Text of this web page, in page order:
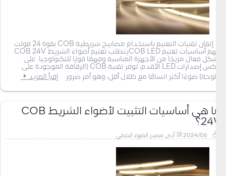
إتقان تقنيات التعتيم باستخدام مصابيح شريطية COB بقوة 24 فولت
فهم أساسيات تعتيم COB LEDيتطلب تعتيم أضواء الشريط COB 24V
بشكل فعال مزيجًا من الأجهزة المناسبة وفهمًا قويًا للتكنولوجيا. على
عكس إصدارات LED الأقدم، توفر تقنية COB (الرقاقة الموجودة على
اللوحة) ضوءًا أكثر اتساقًا مع ظلال أقل، وهو أمر ضرور
إقرأ المزيد
ما هي أساسيات التثبيت لأضواء الشريط COB
24V؟
2024/06 أدى مصدر الضوء الخطي